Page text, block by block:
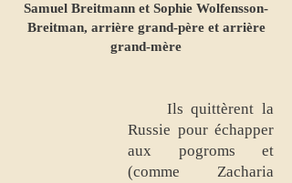
Samuel Breitmann et Sophie Wolfensson-
Breitman, arrière grand-père et arrière
grand-mère
Ils quittèrent la
Russie pour échapper
aux pogroms et
(comme Zacharia